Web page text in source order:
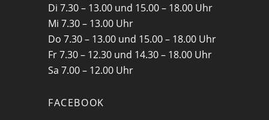
Di 7.30 – 13.00 und 15.00 – 18.00 Uhr
Mi 7.30 – 13.00 Uhr
Do 7.30 – 13.00 und 15.00 – 18.00 Uhr
Fr 7.30 – 12.30 und 14.30 – 18.00 Uhr
Sa 7.00 – 12.00 Uhr
FACEBOOK